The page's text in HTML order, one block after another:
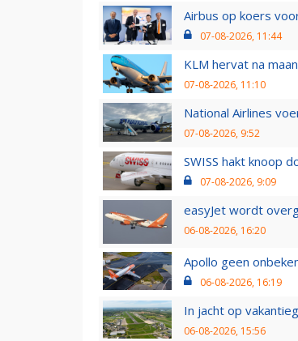
Airbus op koers
07-08-2026, 11:44
KLM hervat na
07-08-2026, 11:10
National Airlines
07-08-2026, 9:52
SWISS hakt knoop
07-08-2026, 9:09
easyJet wordt
06-08-2026, 16:20
Apollo geen
06-08-2026, 16:19
In jacht op
06-08-2026, 15:56